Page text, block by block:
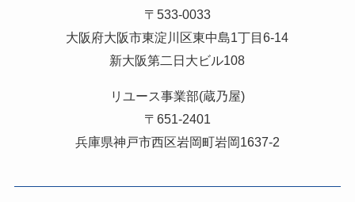
〒533-0033
大阪府大阪市東淀川区東中島1丁目6-14
新大阪第二日大ビル108
リユース事業部(蔵乃屋)
〒651-2401
兵庫県神戸市西区岩岡町岩岡1637-2